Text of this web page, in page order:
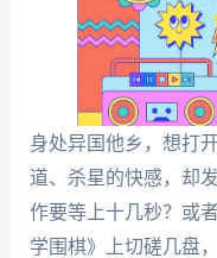
身处异国他乡，想打
道、杀星的快感，却
作要等上十几秒？或
学围棋》上切磋几盘